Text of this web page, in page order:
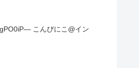
こんびにこ@イン